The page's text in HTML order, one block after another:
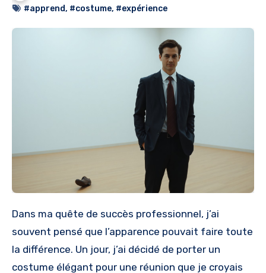
#apprend, #costume, #expérience
Dans ma quête de succès professionnel, j’ai
souvent pensé que l’apparence pouvait faire toute
la différence. Un jour, j’ai décidé de porter un
costume élégant pour une réunion que je croyais